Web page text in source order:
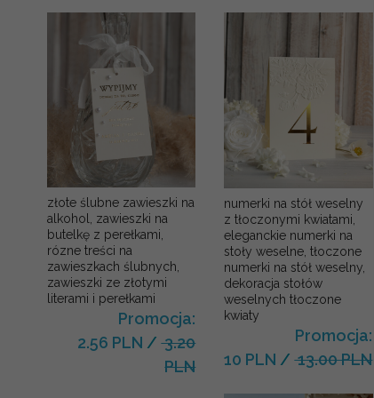
złote ślubne zawieszki na
alkohol, zawieszki na
butelkę z perełkami,
rózne treści na
zawieszkach ślubnych,
zawieszki ze złotymi
literami i perełkami
Promocja:
2.56 PLN /3.20
PLN
numerki na stół weselny
z tłoczonymi kwiatami,
eleganckie numerki na
stoły weselne, tłoczone
numerki na stół weselny,
dekoracja stołów
weselnych tłoczone
kwiaty
Promocja:
10 PLN /13.00 PLN